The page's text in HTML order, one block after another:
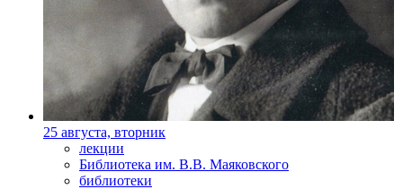
25 августа, вторник
лекции
Библиотека им. В.В. Маяковского
библиотеки